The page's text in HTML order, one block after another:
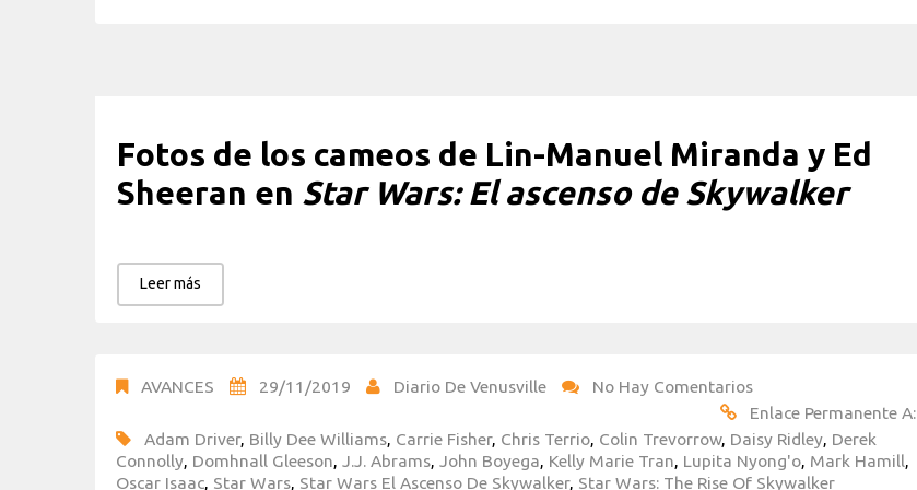
Fotos de los cameos de Lin-Manuel Miranda y Ed
Sheeran en Star Wars: El ascenso de Skywalker
Leer más
AVANCES 29/11/2019 Diario De Venusville
No Hay Comentarios
Enlace Permanente A:
Adam Driver, Billy Dee Williams, Carrie Fisher, Chris Terrio, Colin Trevorrow, Daisy Ridley, Derek
Connolly, Domhnall Gleeson, J.J. Abrams, John Boyega, Kelly Marie Tran, Lupita Nyong'o, Mark Hamill,
Oscar Isaac, Star Wars, Star Wars El Ascenso De Skywalker, Star Wars: The Rise Of Skywalker